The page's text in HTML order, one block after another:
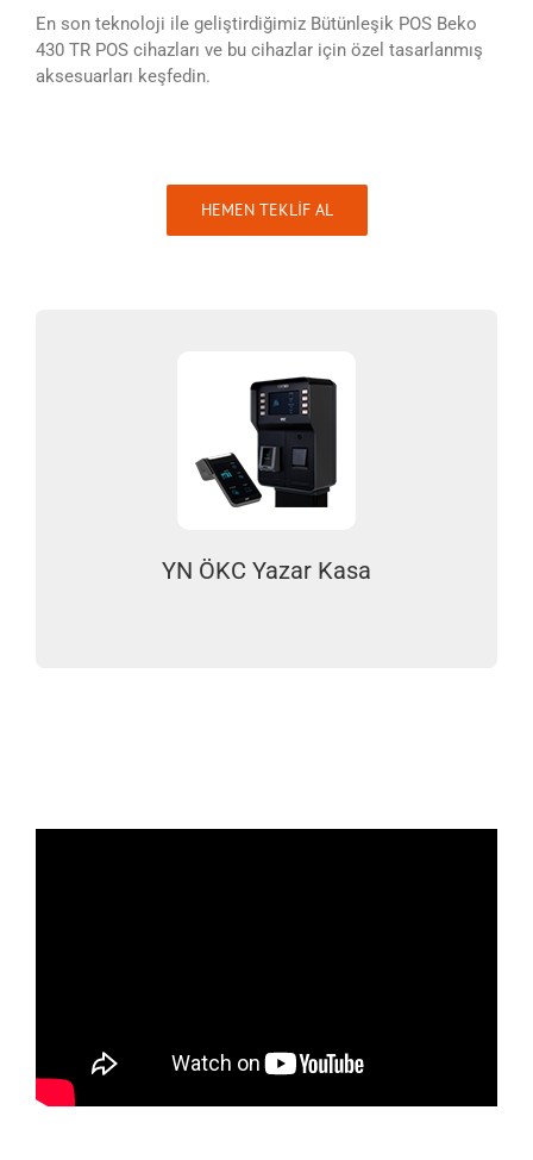
En son teknoloji ile geliştirdiğimiz Bütünleşik POS Beko
430 TR POS cihazları ve bu cihazlar için özel tasarlanmış
aksesuarları keşfedin.
HEMEN TEKLIF AL
YN ÖKC Yazar Kasa